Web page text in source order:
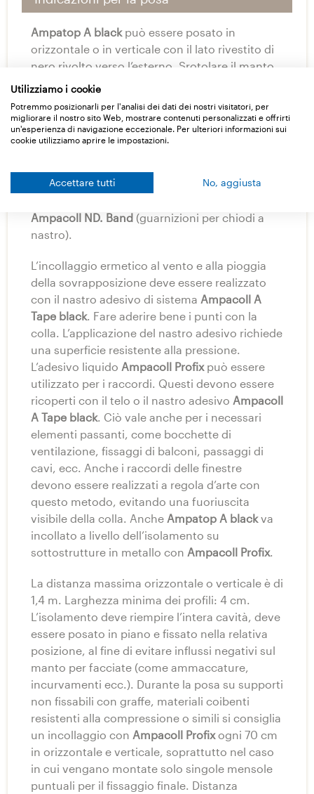
Ampatop A blackpuò essere posato in
orizzontale o in verticale con il lato rivestito di
nero rivolto verso l’esterno. Srotolare il manto,
allinearlo e tagliarlo a misura, tenderlo e poi
Applicare le graffette non a vista all’interno
della sovrapposizione che deve essere almeno
una controlistonatura! A tale scopo utilizzare
Ampacoll ND. Band (guarnizioni per chiodi a
nastro).
L’incollaggio ermetico al vento e alla pioggia
della sovrapposizione deve essere realizzato
con il nastro adesivo di sistema Ampacoll A
Tape black. Fare aderire bene i punti con la
colla. L’applicazione del nastro adesivo richiede
una superficie resistente alla pressione.
L’adesivo liquido Ampacoll Profixpuò essere
utilizzato per i raccordi. Questi devono essere
ricoperti con il telo o il nastro adesivo Ampacoll
A Tape black. Ciò vale anche per i necessari
elementi passanti, come bocchette di
ventilazione, fissaggi di balconi, passaggi di
cavi, ecc. Anche i raccordi delle finestre
devono essere realizzati a regola d’arte con
questo metodo, evitando una fuoriuscita
visibile della colla. Anche Ampatop A blackva
incollato a livello dell’isolamento su
sottostrutture in metallo con Ampacoll Profix.
La distanza massima orizzontale o verticale è di
1,4 m. Larghezza minima dei profili: 4 cm.
L’isolamento deve riempire l’intera cavità, deve
essere posato in piano e fissato nella relativa
posizione, al fine di evitare influssi negativi sul
manto per facciate (come ammaccature,
incurvamenti ecc.). Durante la posa su supporti
non fissabili con graffe, materiali coibenti
resistenti alla compressione o simili si consiglia
un incollaggio con Ampacoll Profixogni 70 cm
in orizzontale e verticale, soprattutto nel caso
in cui vengano montate solo singole mensole
puntuali per il fissaggio finale. Distanza
Utilizziamo i cookie
Potremmo posizionarli per l'analisi dei dati dei nostri visitatori, per
migliorare il nostro sito Web, mostrare contenuti personalizzati e offrirti
un'esperienza di navigazione eccezionale. Per ulteriori informazioni sui
cookie utilizziamo aprire le impostazioni.
Accettare tutti No, aggiusta